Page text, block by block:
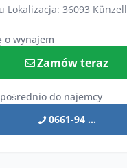
Lokalizacja: 36093 Künzell
o wynajem
Zamów teraz
do najemcy
0661-94 ...